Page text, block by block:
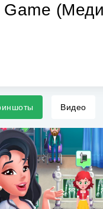
Видео